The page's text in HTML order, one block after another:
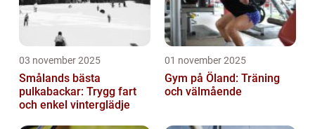
03 november 2025
Smålands bästa
pulkabackar: Trygg fart
och enkel vinterglädje
01 november 2025
Gym på Öland: Träning
och välmående